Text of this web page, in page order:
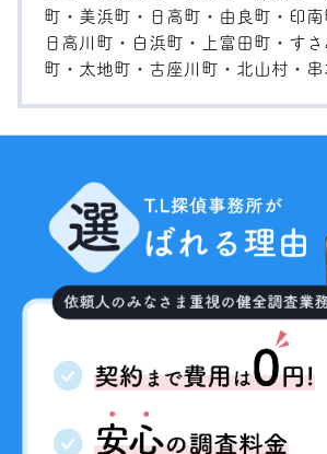
町・美浜町・日高町・由良町・印南
日高川町・白浜町・上富田町・す
町・太地町・古座川町・北山村・串